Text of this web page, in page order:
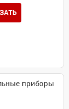
приборы